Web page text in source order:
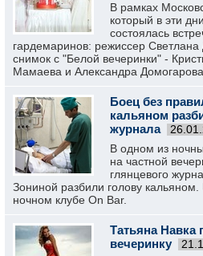
В рамках
который в эти
состоялась
гардемаринов: режиссер
снимок с "Белой вечеринки" -
Мамаева и Александра Домогарова.
Боец без
кальяном
журнала
В одном из
на частной
глянцевого
Зониной разбили голову
ночном клубе On Bar.
Татьяна Навка
вечеринку